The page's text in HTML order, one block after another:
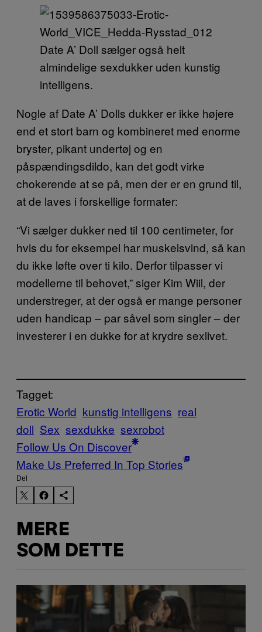
Date A’ Doll sælger også helt
almindelige sexdukker uden kunstig
intelligens.
Nogle af Date A’ Dolls dukker er ikke højere
end et stort barn og kombineret med enorme
bryster, pikant undertøj og en
påspændingsdildo, kan det godt virke
chokerende at se på, men der er en grund til,
at de laves i forskellige formater:
“Vi sælger dukker ned til 100 centimeter, for
hvis du for eksempel har muskelsvind, så kan
du ikke løfte over ti kilo. Derfor tilpasser vi
modellerne til behovet,” siger Kim Wiil, der
understreger, at der også er mange personer
uden handicap – par såvel som singler – der
investerer i en dukke for at krydre sexlivet.
Tagget:
Erotic World kunstig intelligens real
doll Sex sexdukke sexrobot
Follow Us On Discover
Make Us Preferred In Top Stories
Del
MERE
SOM DETTE